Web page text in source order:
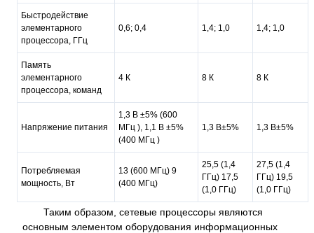
Быстродействие
элементарного
процессора, ГГц
0,6; 0,4 1,4; 1,0 1,4; 1,0
Память
элементарного
процессора, команд
4 К 8 К 8 К
Напряжение питания
1,3 В ±5% (600
МГц ), 1,1 В ±5%
(400 МГц )
1,3 В±5% 1,3 В±5%
Потребляемая
мощность, Вт
13 (600 МГц) 9
(400 МГц)
25,5 (1,4
ГГц) 17,5
(1,0 ГГц)
27,5 (1,4
ГГц) 19,5
(1,0 ГГц)
Таким образом, сетевые процессоры являются
основным элементом оборудования информационных